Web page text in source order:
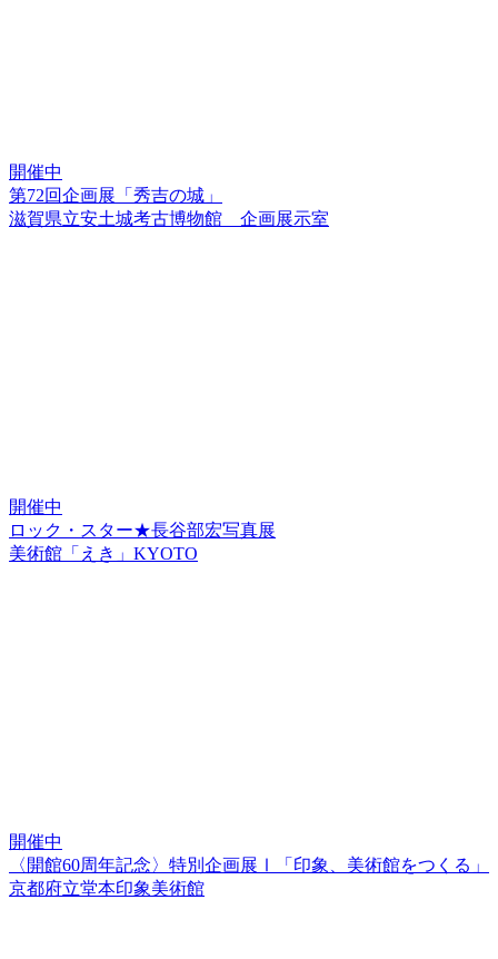
開催中
第72回企画展「秀吉の城」
滋賀県立安土城考古博物館 企画展示室
開催中
ロック・スター★長谷部宏写真展
美術館「えき」KYOTO
開催中
〈開館60周年記念〉特別企画展Ⅰ「印象、美術館をつくる」
京都府立堂本印象美術館